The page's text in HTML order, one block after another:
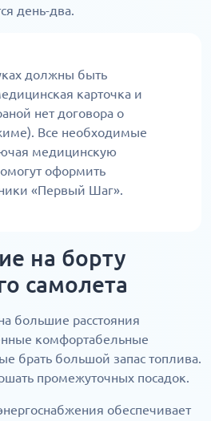
день-два.
должны быть
карточка и
нет договора о
Все необходимые
медицинскую
оформить
«Первый Шаг».
на борту
самолета
большие расстояния
комфортабельные
брать большой запас топлива.
промежуточных посадок.
обеспечивает